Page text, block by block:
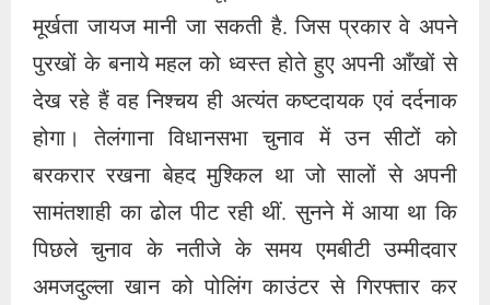
मूर्खता जायज मानी जा सकती है. जिस प्रकार वे अपने
पुरखों के बनाये महल को ध्वस्त होते हुए अपनी आँखों से
देख रहे हैं वह निश्चय ही अत्यंत कष्टदायक एवं दर्दनाक
होगा। तेलंगाना विधानसभा चुनाव में उन सीटों को
बरकरार रखना बेहद मुश्किल था जो सालों से अपनी
सामंतशाही का ढोल पीट रही थीं. सुनने में आया था कि
पिछले चुनाव के नतीजे के समय एमबीटी उम्मीदवार
अमजदुल्ला खान को पोलिंग काउंटर से गिरफ्तार कर